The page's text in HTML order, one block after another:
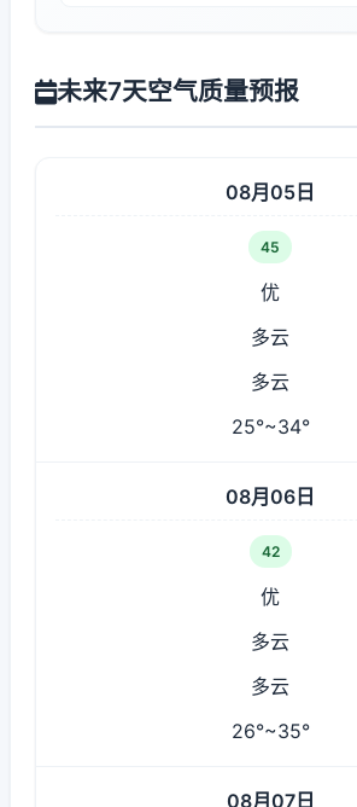
未来7天空气质量预报
08月05日
45
优
多云
多云
25°~34°
08月06日
42
优
多云
多云
26°~35°
08月07日